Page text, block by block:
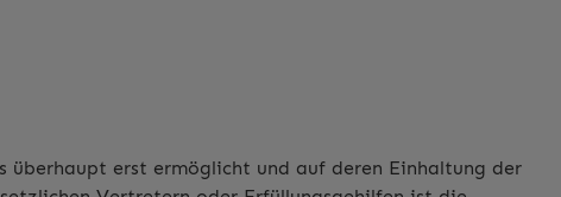
überhaupt erst ermöglicht und auf deren Einhaltung der